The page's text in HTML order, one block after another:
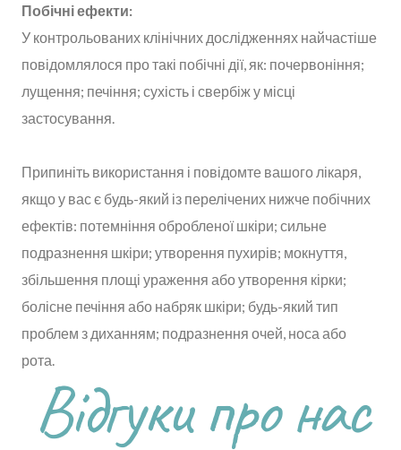
Побічні ефекти:
У контрольованих клінічних дослідженнях найчастіше
повідомлялося про такі побічні дії, як: почервоніння;
лущення; печіння; сухість і свербіж у місці
застосування.
Припиніть використання і повідомте вашого лікаря,
якщо у вас є будь-який із перелічених нижче побічних
ефектів: потемніння обробленої шкіри; сильне
подразнення шкіри; утворення пухирів; мокнуття,
збільшення площі ураження або утворення кірки;
болісне печіння або набряк шкіри; будь-який тип
проблем з диханням; подразнення очей, носа або
рота.
Відгуки про нас